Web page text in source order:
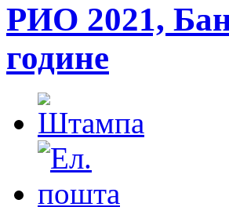
РИО 2021,
године